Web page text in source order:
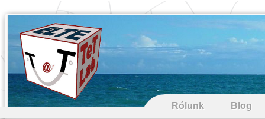
Rólunk Blog